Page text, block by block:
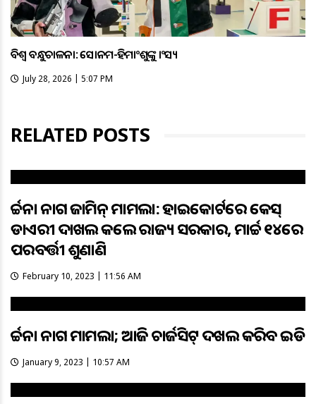
ବିଶ୍ବ ବନ୍ଧୁକଚାଳନା: ସୋନମ-ହିମାଂଶୁଙ୍କୁ କାଂସ୍ୟ
July 28, 2026 | 5:07 PM
RELATED POSTS
ଅର୍ଚ୍ଚନା ନାଗ ଜାମିନ୍‌ ମାମଲା: ହାଇକୋର୍ଟରେ କେସ୍‌
ଡାଏରୀ ଦାଖଲ କଲେ ରାଜ୍ୟ ସରକାର, ମାର୍ଚ୍ଚ ୧୪ରେ
ପରବର୍ତ୍ତୀ ଶୁଣାଣି
February 10, 2023 | 11:56 AM
ଅର୍ଚ୍ଚନା ନାଗ ମାମଲା; ଆଜି ଚାର୍ଜସିଟ୍ ଦଖଲ କରିବ ଇଡି
January 9, 2023 | 10:57 AM